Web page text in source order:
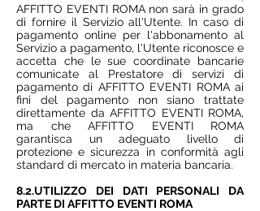
AFFITTO EVENTI ROMA non sarà in grado
di fornire il Servizio all'Utente. In caso di
pagamento online per l'abbonamento al
Servizio a pagamento, l'Utente riconosce e
accetta che le sue coordinate bancarie
comunicate al Prestatore di servizi di
pagamento di AFFITTO EVENTI ROMA ai
fini del pagamento non siano trattate
direttamente da AFFITTO EVENTI ROMA,
ma che AFFITTO EVENTI ROMA
garantisca un adeguato livello di
protezione e sicurezza in conformità agli
standard di mercato in materia bancaria.
8.2.UTILIZZO DEI DATI PERSONALI DA
PARTE DI AFFITTO EVENTI ROMA